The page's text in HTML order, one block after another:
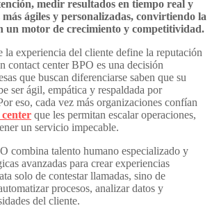
medir resultados en tiempo real y
ágiles y personalizadas, convirtiendo la
un motor de crecimiento y competitividad.
la experiencia del cliente define la reputación
contact center BPO es una decisión
que buscan diferenciarse saben que su
ser ágil, empática y respaldada por
eso, cada vez más organizaciones confían
center que les permitan escalar operaciones,
un servicio impecable.
combina talento humano especializado y
avanzadas para crear experiencias
solo de contestar llamadas, sino de
procesos, analizar datos y
del cliente.